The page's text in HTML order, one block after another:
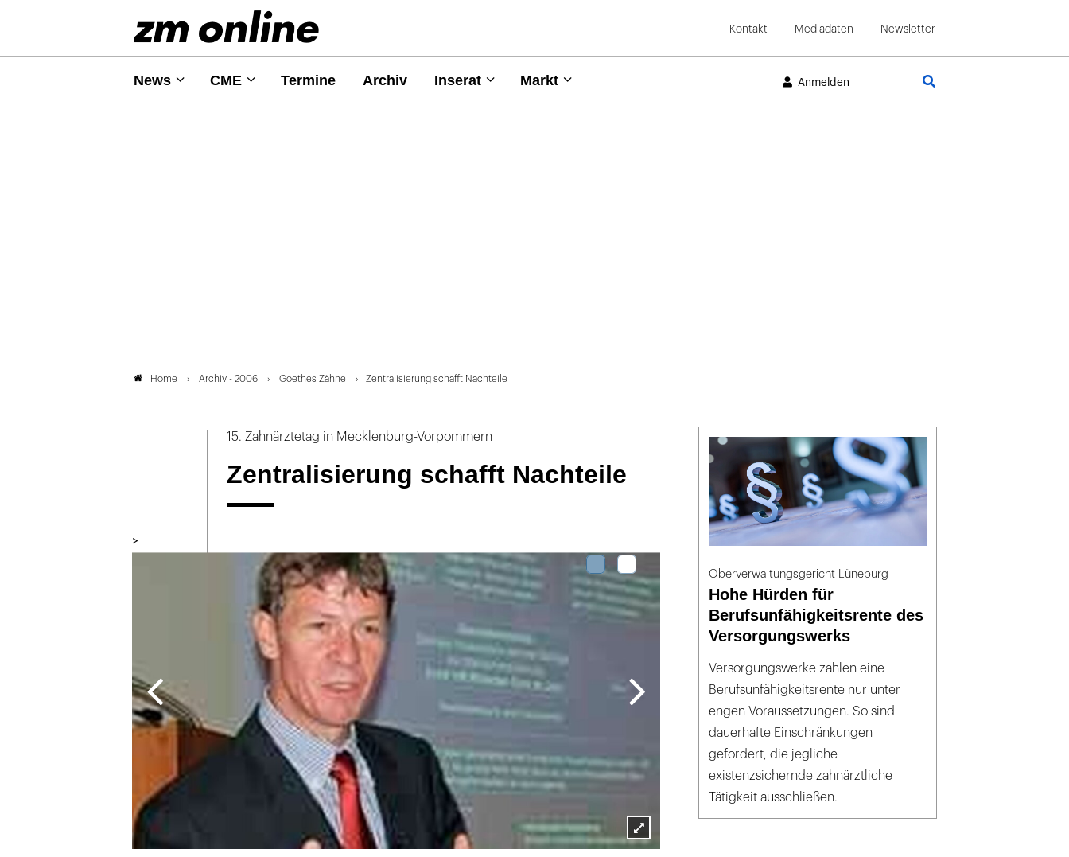
Kontakt Mediadaten Newsletter
News CME Termine Archiv Inserat Markt Anmelden
Home Archiv - 2006 Goethes Zähne Zentralisierung schafft Nachteile
15. Zahnärztetag in Mecklenburg-Vorpommern
Zentralisierung schafft Nachteile
>
Lightbox
Oberverwaltungsgericht Lüneburg
Hohe Hürden für
Berufsunfähigkeitsrente des
Versorgungswerks
Versorgungswerke zahlen eine
Berufsunfähigkeitsrente nur unter
engen Voraussetzungen. So sind
dauerhafte Einschränkungen
gefordert, die jegliche
existenzsichernde zahnärztliche
Tätigkeit ausschließen.